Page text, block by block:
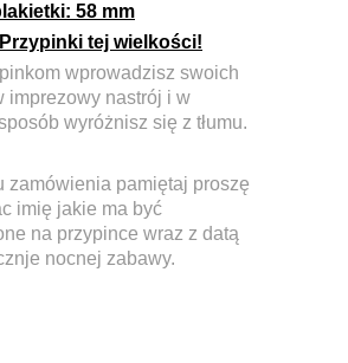
58 mm
tej wielkości!
wprowadzisz swoich
imprezowy nastrój i w
wyróżnisz się z tłumu.
zamówienia pamiętaj proszę
imię jakie ma być
na przypince wraz z datą
nocnej zabawy.